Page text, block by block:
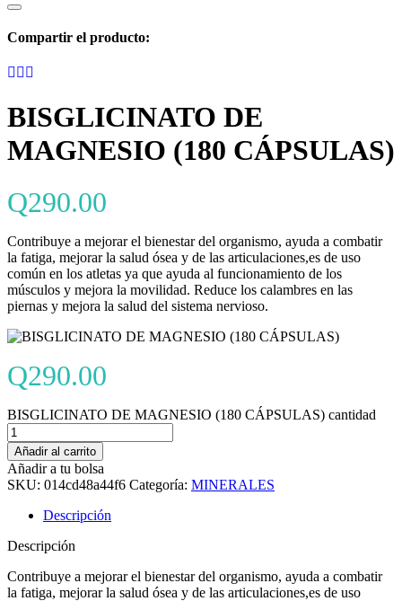
Compartir el producto:
BISGLICINATO DE
MAGNESIO (180 CÁPSULAS)
Q290.00
Contribuye a mejorar el bienestar del organismo, ayuda a combatir
la fatiga, mejorar la salud ósea y de las articulaciones,es de uso
común en los atletas ya que ayuda al funcionamiento de los
músculos y mejora la movilidad. Reduce los calambres en las
piernas y mejora la salud del sistema nervioso.
Q290.00
BISGLICINATO DE MAGNESIO (180 CÁPSULAS) cantidad
Añadir al carrito
Añadir a tu bolsa
SKU: 014cd48a44f6 Categoría: MINERALES
Descripción
Descripción
Contribuye a mejorar el bienestar del organismo, ayuda a combatir
la fatiga, mejorar la salud ósea y de las articulaciones,es de uso